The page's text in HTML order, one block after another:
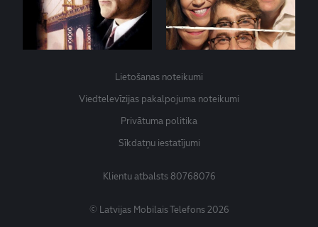
Lietošanas noteikumi
Viedtelevīzijas pakalpojuma noteikumi
Privātuma politika
Sīkdatņu iestatījumi
Klientu atbalsts80768076
© Latvijas Mobilais Telefons 2026